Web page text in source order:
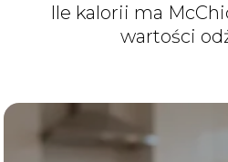
Ile kalorii ma
wartości